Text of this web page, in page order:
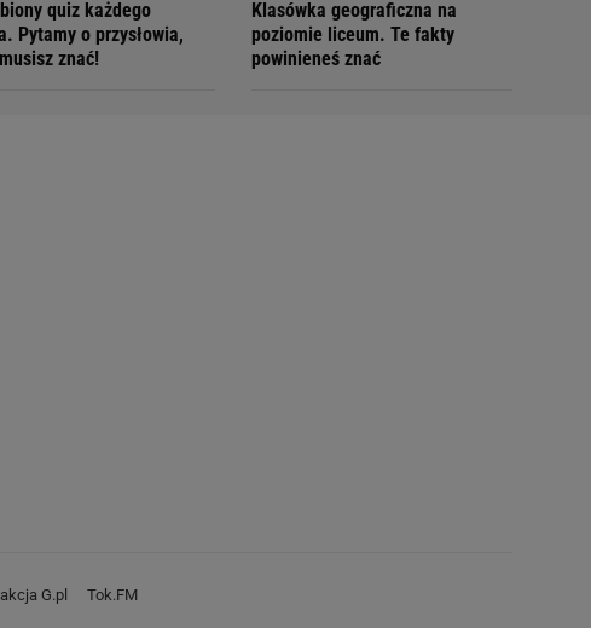
quiz każdego
Pytamy o przysłowia,
znać!
Klasówka geograficzna na
poziomie liceum. Te fakty
powinieneś znać
G.pl
Tok.FM